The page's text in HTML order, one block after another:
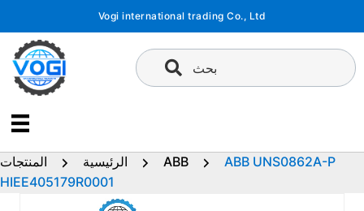
المحتوى
Vogi international trading Co., Ltd
بحث
الرئيسية المنتجات ABB
ABB UNS0862A-P
HIEE405179R0001